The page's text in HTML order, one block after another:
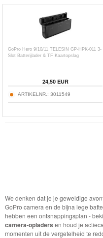
GoPro Hero 9/10/11 TELESIN GP-HPK-011 3-
Slot Batterijlader & TF Kaartopslag
24,50EUR
ARTIKELNR.: 3011549
We denken dat je je geweldige
GoPro camera en de bijna lege
hebben een ontsnappingsplan -
camera-opladers en houd je
momenten uit de vergetelheid te